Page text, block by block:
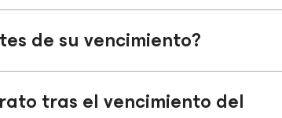
de su vencimiento?
tras el vencimiento del